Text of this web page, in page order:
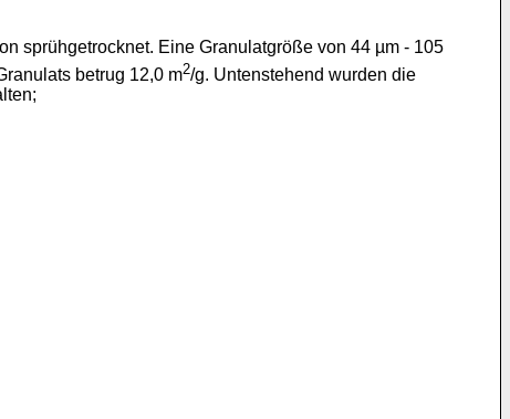
sprühgetrocknet. Eine Granulatgröße von 44 µm - 105
betrug 12,0 m2/g. Untenstehend wurden die